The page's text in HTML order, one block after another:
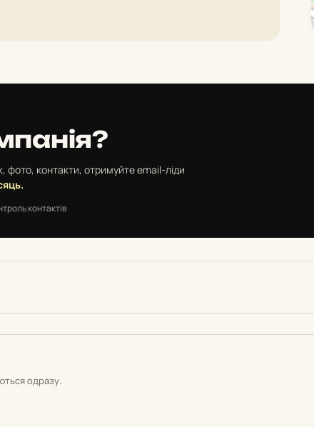
фото, контакти, отримуйте email-ліди
контактів
одразу.